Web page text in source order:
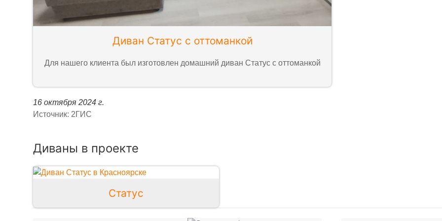
Диван Статус с оттоманкой
Для нашего клиента был изготовлен домашний диван Статус с оттоманкой
16 октября 2024 г.
Источник: 2ГИС
Диваны в проекте
Статус